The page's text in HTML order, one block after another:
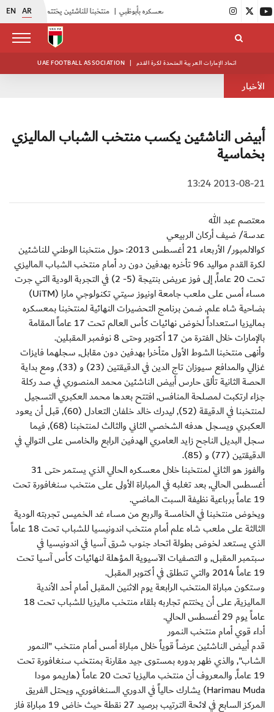
EN AR منتخبنا للناشئين يختتم معسكره الخارجي في صربيا | أبيض الشباب يواصل تدريباته في معسكره بأبوظبي |
UAE FOOTBALL ASSOCIATION | اتحاد الإمارات العربية المتحدة لكرة القدم
الأخبار
أبيض الناشئين يكسب منتخب الشباب الماليزي
بخماسية
2013-08-21 13:24
معتصم عبد الله
عدسة/ ضيف أركان الربيعي
كوالالمبور/ الأربعاء 21 أغسطس 2013: حول منتخبنا الوطني للناشئين
لكرة القدم مواليد 96 تأخره بهدفين دون رد أمام منتخب الشباب الماليزي
تحت 20 عاماً, إلى فوز عريض بنتيجة (5- 2) في التجربة الودية التي جرت
مساء أمس على ملعب جامعة اونيوز سيتي تكنولوجي مارا (UiTM)
بضاحية شاه علم, ضمن برنامج التحضيرات النهائية لمنتخبنا بمعسكره
بماليزيا استعداداً لخوض نهائيات كأس العالم تحت 17 عاماً المقامة
بالإمارات خلال الفترة من 17 أكتوبر وحتى 8 نوفمبر المقبلين.
وأنهى منتخبنا الشوط الأول متأخرا بهدفين دون مقابل, سجلهما فايزات
غزالي والمدافع سيوزان تاج الدين في الدقيقتين (23) و (33), ومع بداية
الحصة الثانية تألق حارس أبيض الناشئين محمد المنصوري في صد ركلة
جزاء ارتكبت لمصلحة المنافس, افتتح بعدها محمد العكبري التسجيل
لمنتخبنا في الدقيقة (52), ليدرك خالد خلفان التعادل (60), قبل أن يعود
العكبري ويسجل هدفه الشخصي الثاني والثالث لمنتخبنا (68), فيما
سجل البديل الناجح زايد العامري الهدفين الرابع والخامس على التوالي في
الدقيقتين (77) و (85).
والفوز هو الثاني لمنتخبنا خلال معسكره الحالي الذي يستمر حتى 31
أغسطس الحالي, بعد تغلبه في المباراة الأولى على منتخب سنغافورة تحت
19 عاماً برباعية نظيفة السبت الماضي.
ويخوض منتخبنا في الخامسة والربع من مساء غد الخميس تجربته الودية
الثالثة على ملعب شاه علم أمام منتخب اندونيسيا للشباب تحت 18 عاماً
الذي يستعد لخوض بطولة اتحاد جنوب شرق آسيا في اندونيسيا في
سبتمبر المقبل, و التصفيات الآسيوية المؤهلة لنهائيات كأس آسيا تحت
19 عاماً 2014 والتي تنطلق في أكتوبر المقبل.
وستكون مباراة المنتخب الرابعة يوم الاثنين المقبل أمام أحد الأندية
الماليزية, على أن يختتم تجاربه بلقاء منتخب ماليزيا للشباب تحت 18
عاماً يوم 29 أغسطس الحالي.
أداء قوي أمام منتخب النمور
قدم أبيض الناشئين عرضاً قوياً خلال مباراة أمس أمام منتخب "النمور
الشاب", والذي ظهر بدوره بمستوى جيد مقارنة بمنتخب سنغافورة تحت
19 عاماً, والمعروف أن منتخب ماليزيا تحت 20 عاماً (هاريمو مودا
Harimau Muda) يشارك حالياً في الدوري السنغافوري, ويحتل الفريق
المركز السابع في لائحة الترتيب برصيد 27 نقطة حيث خاض 19 مباراة فاز